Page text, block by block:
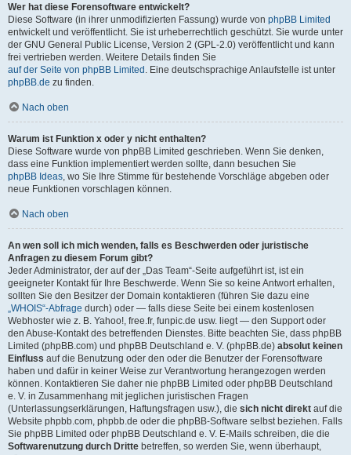
Wer hat diese Forensoftware entwickelt?
Diese Software (in ihrer unmodifizierten Fassung) wurde von phpBB Limited
entwickelt und veröffentlicht. Sie ist urheberrechtlich geschützt. Sie wurde unter
der GNU General Public License, Version 2 (GPL-2.0) veröffentlicht und kann
frei vertrieben werden. Weitere Details finden Sie
auf der Seite von phpBB Limited . Eine deutschsprachige Anlaufstelle ist unter
phpBB.de zu finden.
Nach oben
Warum ist Funktion x oder y nicht enthalten?
Diese Software wurde von phpBB Limited geschrieben. Wenn Sie denken,
dass eine Funktion implementiert werden sollte, dann besuchen Sie
phpBB Ideas, wo Sie Ihre Stimme für bestehende Vorschläge abgeben oder
neue Funktionen vorschlagen können.
Nach oben
An wen soll ich mich wenden, falls es Beschwerden oder juristische
Anfragen zu diesem Forum gibt?
Jeder Administrator, der auf der „Das Team“-Seite aufgeführt ist, ist ein
geeigneter Kontakt für Ihre Beschwerde. Wenn Sie so keine Antwort erhalten,
sollten Sie den Besitzer der Domain kontaktieren (führen Sie dazu eine
„WHOIS“-Abfrage durch) oder — falls diese Seite bei einem kostenlosen
Webhoster wie z. B. Yahoo!, free.fr, funpic.de usw. liegt — den Support oder
den Abuse-Kontakt des betreffenden Dienstes. Bitte beachten Sie, dass phpBB
Limited (phpBB.com) und phpBB Deutschland e. V. (phpBB.de) absolut keinen
Einfluss auf die Benutzung oder den oder die Benutzer der Forensoftware
haben und dafür in keiner Weise zur Verantwortung herangezogen werden
können. Kontaktieren Sie daher nie phpBB Limited oder phpBB Deutschland
e. V. in Zusammenhang mit jeglichen juristischen Fragen
(Unterlassungserklärungen, Haftungsfragen usw.), die sich nicht direkt auf die
Website phpbb.com, phpbb.de oder die phpBB-Software selbst beziehen. Falls
Sie phpBB Limited oder phpBB Deutschland e. V. E-Mails schreiben, die die
Softwarenutzung durch Dritte betreffen, so werden Sie, wenn überhaupt,